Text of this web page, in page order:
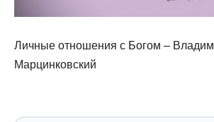
Личные отношения с Богом –
Марцинковский